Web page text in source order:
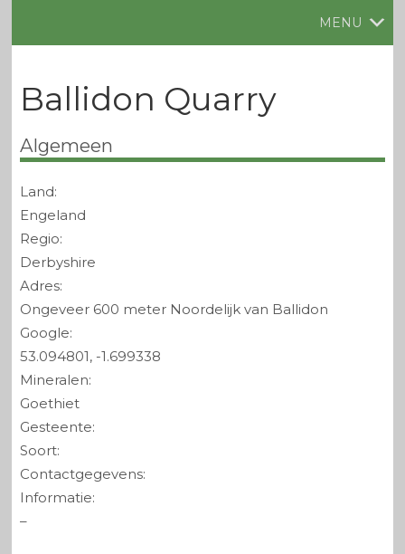
MENU
Ballidon Quarry
Algemeen
Land:
Engeland
Regio:
Derbyshire
Adres:
Ongeveer 600 meter Noordelijk van Ballidon
Google:
53.094801, -1.699338
Mineralen:
Goethiet
Gesteente:
Soort:
Contactgegevens:
Informatie:
–